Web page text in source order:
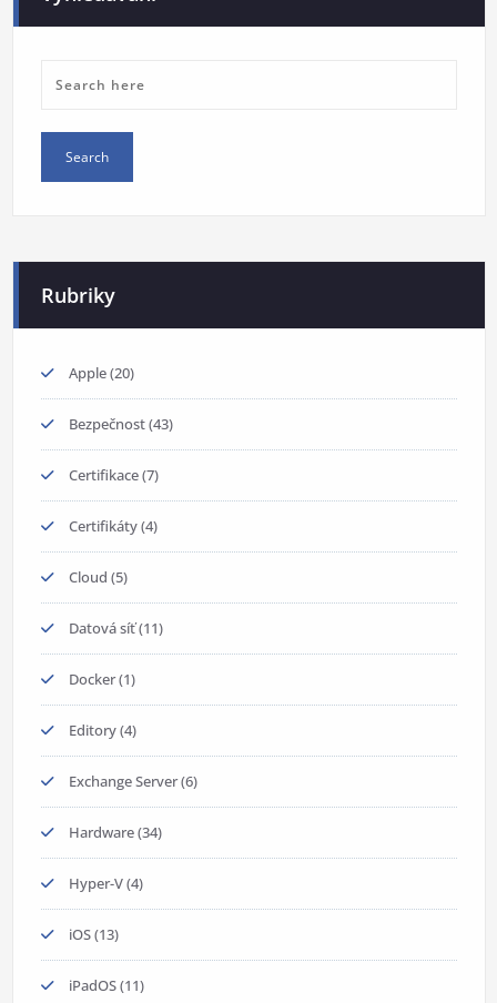
Rubriky
Apple(20)
Bezpečnost(43)
Certifikace(7)
Certifikáty(4)
Cloud (5)
Datová síť(11)
Docker(1)
Editory(4)
Exchange Server(6)
Hardware(34)
Hyper-V(4)
iOS(13)
iPadOS(11)